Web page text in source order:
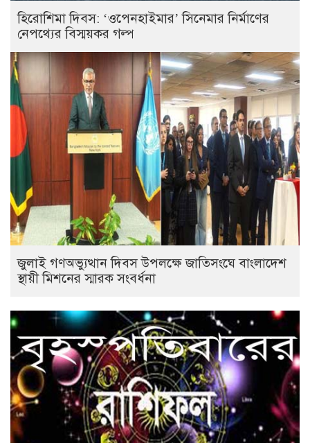
হিরোশিমা দিবস: ‘ওপেনহাইমার’ সিনেমার নির্মাণের
নেপথ্যের বিস্ময়কর গল্প
জুলাই গণঅভ্যুত্থান দিবস উপলক্ষে জাতিসংঘে বাংলাদেশ
স্থায়ী মিশনের স্মারক সংবর্ধনা